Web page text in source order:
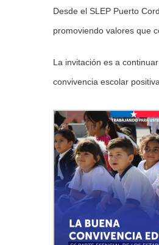
Desde el SLEP Puerto
promoviendo valores que
La invitación es a
convivencia escolar